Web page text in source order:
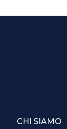
CHI SIAMO